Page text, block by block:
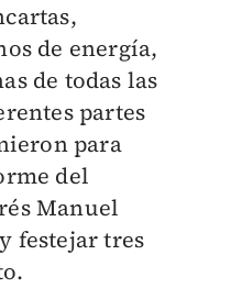
de energía,
de todas las
partes
para
del
Manuel
festejar tres